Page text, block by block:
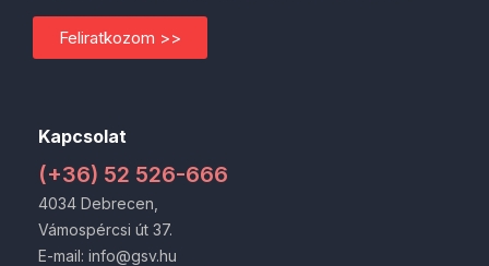
Kapcsolat
(+36) 52 526-666
4034 Debrecen,
Vámospércsi út 37.
E-mail: info@gsv.hu
Feliratkozom >>